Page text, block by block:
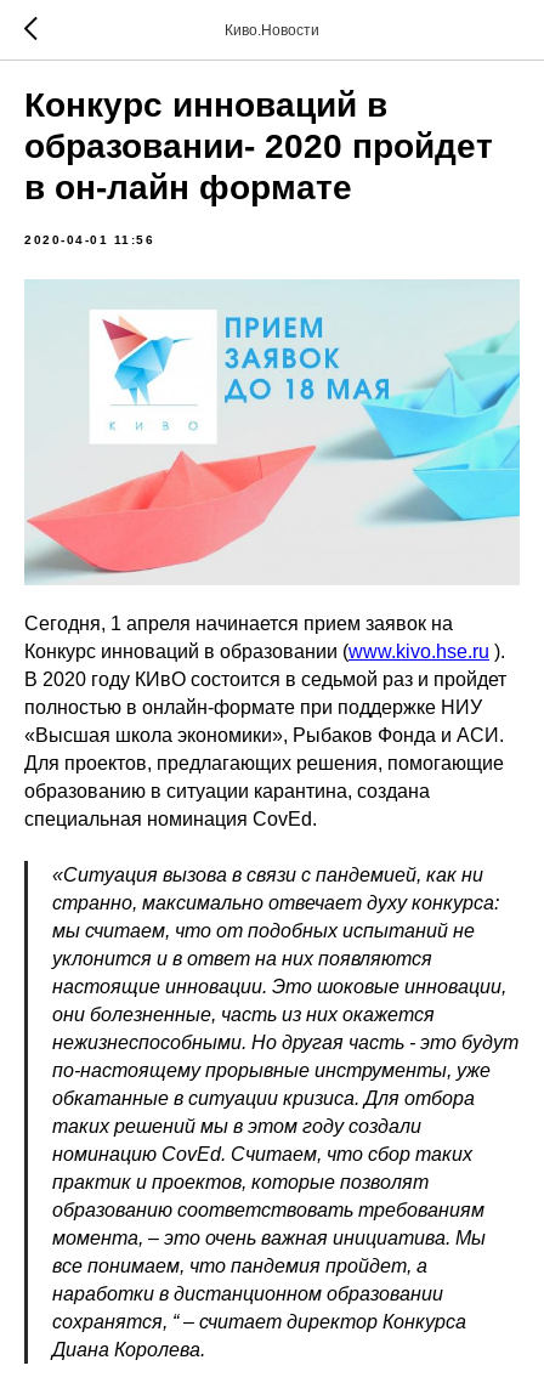
Киво.Новости
Конкурс инноваций в
образовании- 2020 пройдет
в он-лайн формате
2020-04-01 11:56
Сегодня, 1 апреля начинается прием заявок на
Конкурс инноваций в образовании (www.kivo.hse.ru ).
В 2020 году КИвО состоится в седьмой раз и пройдет
полностью в онлайн-формате при поддержке НИУ
«Высшая школа экономики», Рыбаков Фонда и АСИ.
Для проектов, предлагающих решения, помогающие
образованию в ситуации карантина, создана
специальная номинация CovEd.
«Ситуация вызова в связи с пандемией, как ни
странно, максимально отвечает духу конкурса:
мы считаем, что от подобных испытаний не
уклонится и в ответ на них появляются
настоящие инновации. Это шоковые инновации,
они болезненные, часть из них окажется
нежизнеспособными. Но другая часть - это будут
по-настоящему прорывные инструменты, уже
обкатанные в ситуации кризиса. Для отбора
таких решений мы в этом году создали
номинацию CovEd. Считаем, что сбор таких
практик и проектов, которые позволят
образованию соответствовать требованиям
момента, – это очень важная инициатива. Мы
все понимаем, что пандемия пройдет, а
наработки в дистанционном образовании
сохранятся, “ – считает директор Конкурса
Диана Королева.